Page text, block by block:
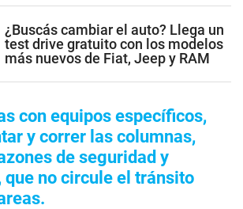
¿Buscás cambiar el auto? Llega un
test drive gratuito con los modelos
más nuevos de Fiat, Jeep y RAM
con equipos específicos,
y correr las columnas,
de seguridad y
no circule el tránsito